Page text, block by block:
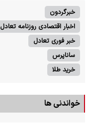
خبرگردون
اخبار اقتصادی روزنامه تعادل
خبر فوری تعادل
ساناپرس
خرید طلا
خواندنی ها